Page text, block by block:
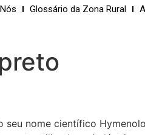
Glossário da Zona Rural
nome científico